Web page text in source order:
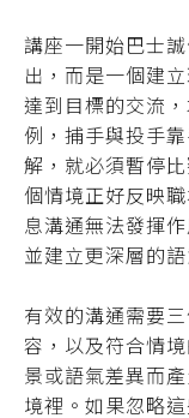
講座一開始巴士
出，而是一個建
達到目標的交流
例，捕手與投手
解，就必須暫停
個情境正好反映
息溝通無法發揮
並建立更深層的語
有效的溝通需要
容，以及符合情
景或語氣差異而
境裡。如果忽略